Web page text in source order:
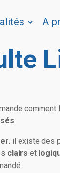
A
comment
, il existe des
clairs et